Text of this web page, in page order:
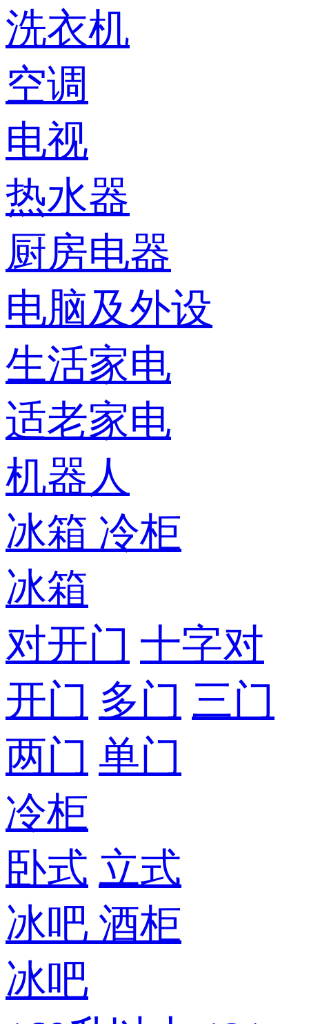
洗衣机
空调
电视
热水器
厨房电器
电脑及外设
生活家电
适老家电
机器人
冰箱 冷柜
冰箱
对开门 十字对
开门 多门 三门
两门 单门
冷柜
卧式 立式
冰吧 酒柜
冰吧